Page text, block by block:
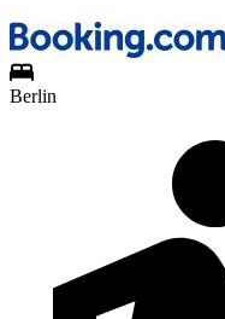
Berlin